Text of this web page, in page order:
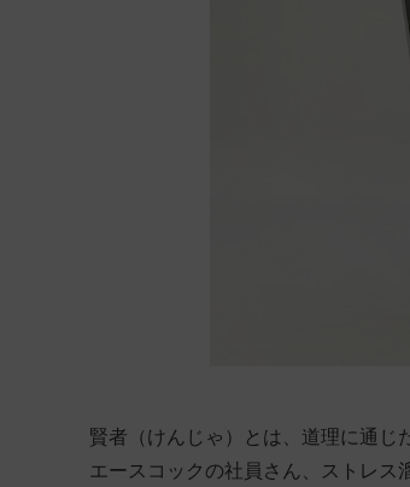
賢者（けんじゃ）とは、道理に通じ
エースコックの社員さん、ストレ